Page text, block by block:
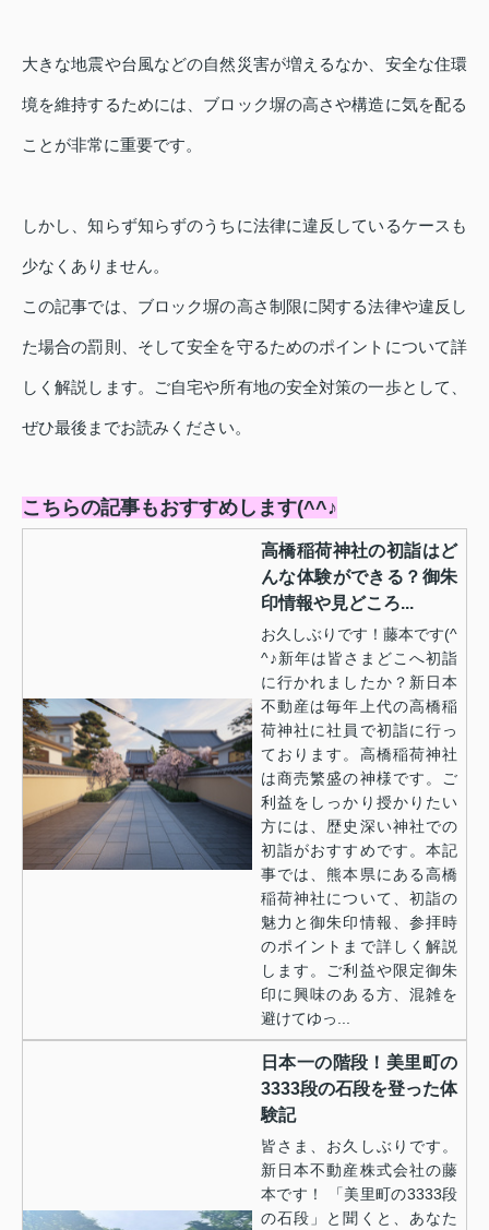
大きな地震や台風などの自然災害が増えるなか、安全な住環
境を維持するためには、ブロック塀の高さや構造に気を配る
ことが非常に重要です。
しかし、知らず知らずのうちに法律に違反しているケースも
少なくありません。
この記事では、ブロック塀の高さ制限に関する法律や違反し
た場合の罰則、そして安全を守るためのポイントについて詳
しく解説します。ご自宅や所有地の安全対策の一歩として、
ぜひ最後までお読みください。
こちらの記事もおすすめします(^^♪
高橋稲荷神社の初詣はど
んな体験ができる？御朱
印情報や見どころ...
お久しぶりです！藤本です(^
^♪新年は皆さまどこへ初詣
に行かれましたか？新日本
不動産は毎年上代の高橋稲
荷神社に社員で初詣に行っ
ております。高橋稲荷神社
は商売繁盛の神様です。ご
利益をしっかり授かりたい
方には、歴史深い神社での
初詣がおすすめです。本記
事では、熊本県にある高橋
稲荷神社について、初詣の
魅力と御朱印情報、参拝時
のポイントまで詳しく解説
します。ご利益や限定御朱
印に興味のある方、混雑を
避けてゆっ...
日本一の階段！美里町の
3333段の石段を登った体
験記
皆さま、お久しぶりです。
新日本不動産株式会社の藤
本です！ 「美里町の3333段
の石段」と聞くと、あなた